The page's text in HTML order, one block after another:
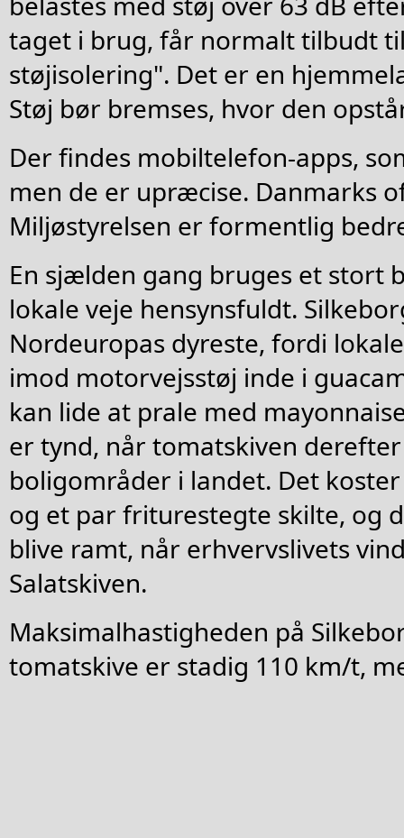
taget i brug, får normalt tilbudt
støjisolering". Det er en
Støj bør bremses, hvor den
Der findes mobiltelefon-apps,
men de er upræcise. Danmarks
Miljøstyrelsen er formentlig
En sjælden gang bruges et stort
lokale veje hensynsfuldt.
Nordeuropas dyreste, fordi
imod motorvejsstøj inde i
kan lide at prale med
er tynd, når tomatskiven
boligområder i landet. Det
og et par friturestegte skilte, og
blive ramt, når erhvervslivets
Salatskiven.
Maksimalhastigheden på
tomatskive er stadig 110 km/t,